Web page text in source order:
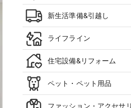
新生活準備&引越し
ライフライン
住宅設備&リフォーム
ペット・ペット用品
ファッション・アクセサ